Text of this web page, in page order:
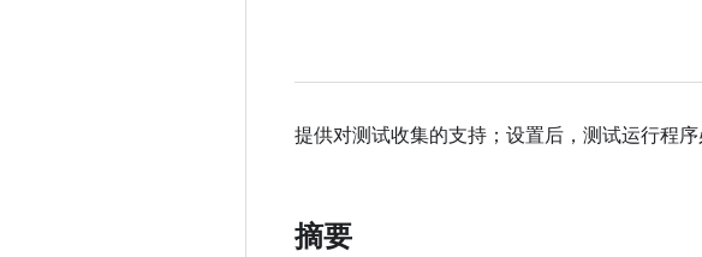
提供对测试收集的支持；设置后，测试运行程
摘要